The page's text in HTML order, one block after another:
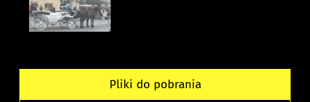
Pliki do pobrania